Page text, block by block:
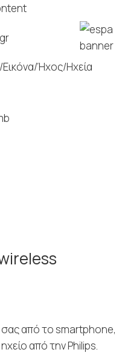
/Ήχος/Ηχεία
από το smartphone,
από την Philips.